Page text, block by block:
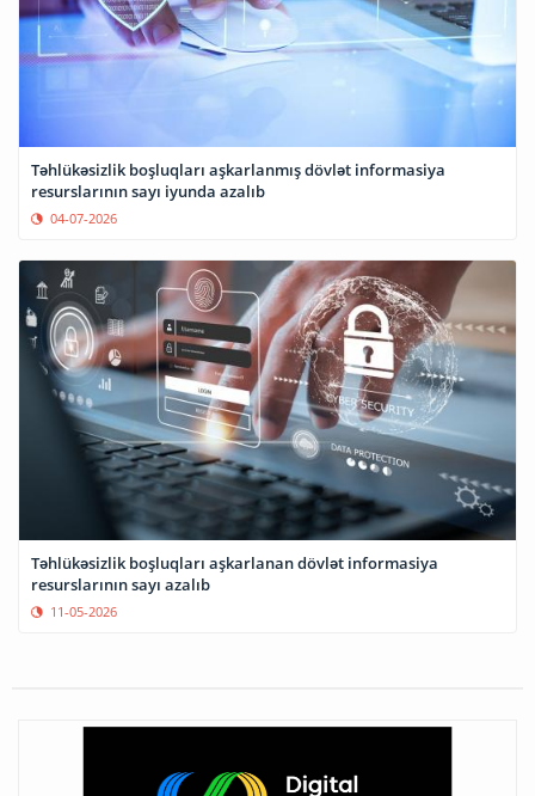
Təhlükəsizlik boşluqları aşkarlanmış dövlət informasiya
resurslarının sayı iyunda azalıb
04-07-2026
Təhlükəsizlik boşluqları aşkarlanan dövlət informasiya
resurslarının sayı azalıb
11-05-2026